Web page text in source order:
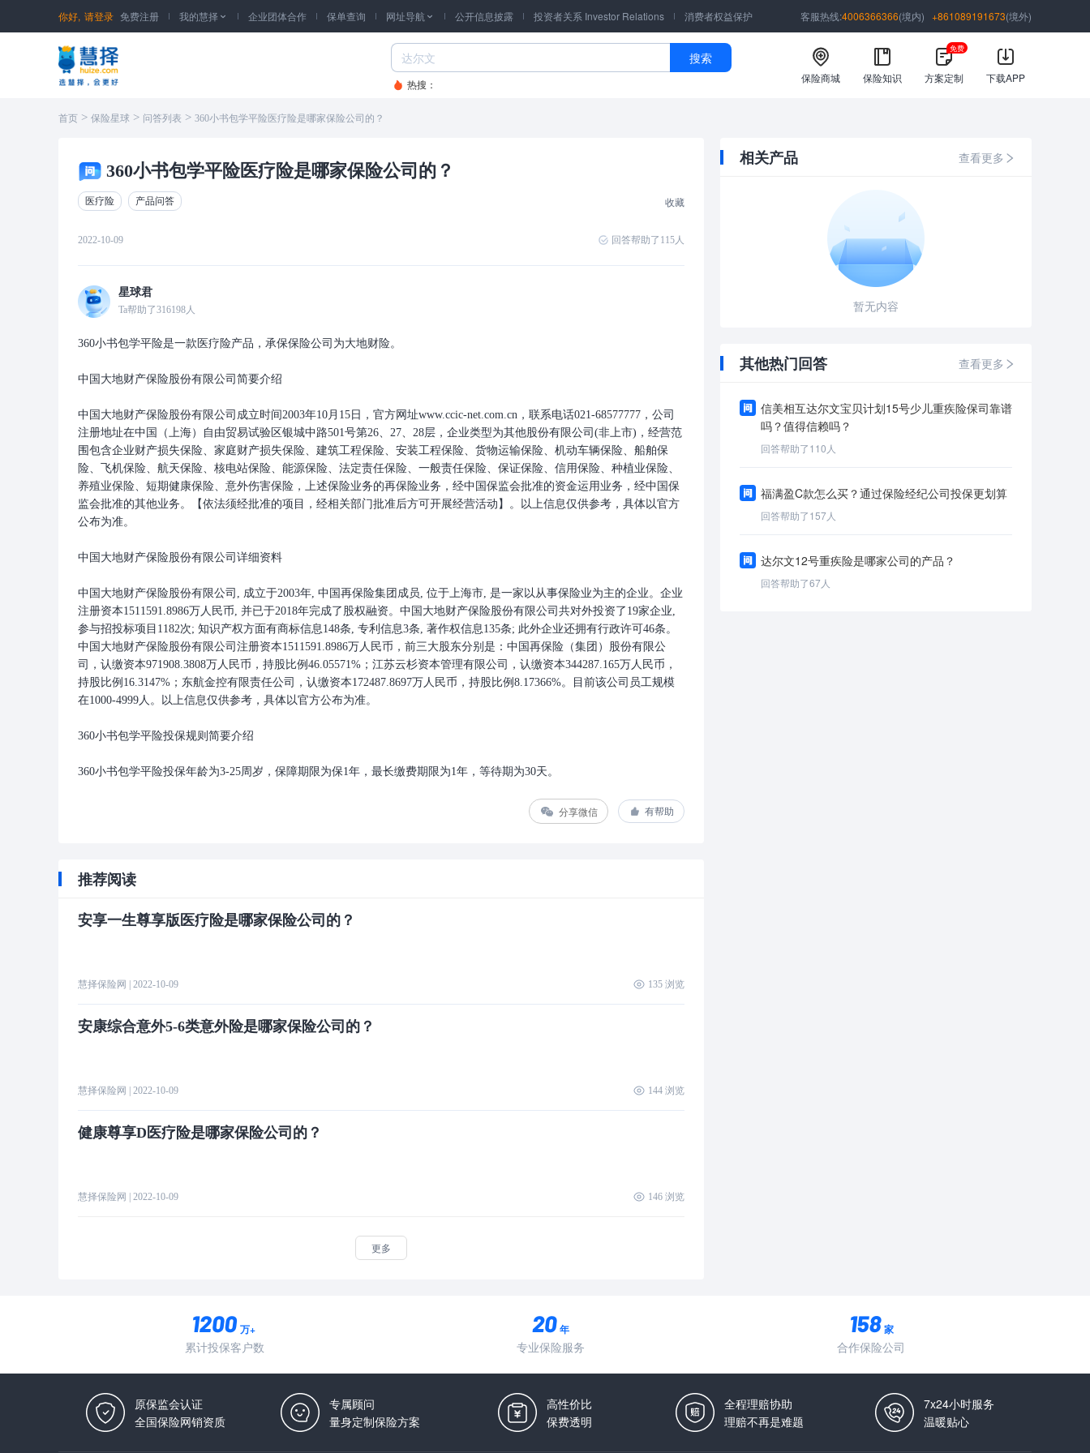
你好, 请登录 免费注册 我的慧择  企业团体合作 保单查询 网址导航  公开信息披露 投资者关系 Investor Relations 消费者权益保护 客服热线:4006366366(境内) +861089191673(境外)
搜索
热搜： 保险商城 保险知识 方案定制
免费
下载APP
首页 > 保险星球 > 问答列表 > 360小书包学平险医疗险是哪家保险公司的？
360小书包学平险医疗险是哪家保险公司的？
医疗险 产品问答 收藏
2022-10-09 回答帮助了 115人
星球君
Ta帮助了316198人
360小书包学平险是一款医疗险产品，承保保险公司为大地财险。
中国大地财产保险股份有限公司简要介绍
中国大地财产保险股份有限公司成立时间2003年10月15日，官方网址www.ccic-net.com.cn，联系电话021-68577777，公司
注册地址在中国（上海）自由贸易试验区银城中路501号第26、27、28层，企业类型为其他股份有限公司(非上市)，经营范
围包含企业财产损失保险、家庭财产损失保险、建筑工程保险、安装工程保险、货物运输保险、机动车辆保险、船舶保
险、飞机保险、航天保险、核电站保险、能源保险、法定责任保险、一般责任保险、保证保险、信用保险、种植业保险、
养殖业保险、短期健康保险、意外伤害保险，上述保险业务的再保险业务，经中国保监会批准的资金运用业务，经中国保
监会批准的其他业务。【依法须经批准的项目，经相关部门批准后方可开展经营活动】。以上信息仅供参考，具体以官方
公布为准。
中国大地财产保险股份有限公司详细资料
中国大地财产保险股份有限公司, 成立于2003年, 中国再保险集团成员, 位于上海市, 是一家以从事保险业为主的企业。企业
注册资本1511591.8986万人民币, 并已于2018年完成了股权融资。中国大地财产保险股份有限公司共对外投资了19家企业,
参与招投标项目1182次; 知识产权方面有商标信息148条, 专利信息3条, 著作权信息135条; 此外企业还拥有行政许可46条。
中国大地财产保险股份有限公司注册资本1511591.8986万人民币，前三大股东分别是：中国再保险（集团）股份有限公
司，认缴资本971908.3808万人民币，持股比例46.05571%；江苏云杉资本管理有限公司，认缴资本344287.165万人民币，
持股比例16.3147%；东航金控有限责任公司，认缴资本172487.8697万人民币，持股比例8.17366%。目前该公司员工规模
在1000-4999人。以上信息仅供参考，具体以官方公布为准。
360小书包学平险投保规则简要介绍
360小书包学平险投保年龄为3-25周岁，保障期限为保1年，最长缴费期限为1年，等待期为30天。
分享微信 有帮助
推荐阅读
安享一生尊享版医疗险是哪家保险公司的？
慧择保险网 | 2022-10-09 135 浏览
安康综合意外5-6类意外险是哪家保险公司的？
慧择保险网 | 2022-10-09 144 浏览
健康尊享D医疗险是哪家保险公司的？
慧择保险网 | 2022-10-09 146 浏览
更多
相关产品 查看更多
暂无内容
其他热门回答 查看更多
信美相互达尔文宝贝计划15号少儿重疾险保司靠谱
吗？值得信赖吗？
回答帮助了110 人
福满盈C款怎么买？通过保险经纪公司投保更划算
回答帮助了157人
达尔文12号重疾险是哪家公司的产品？
回答帮助了67人
万+
累计投保客户数
年
专业保险服务
家
合作保险公司
原保监会认证
全国保险网销资质
专属顾问
量身定制保险方案
高性价比
保费透明
全程理赔协助
理赔不再是难题
7x24小时服务
温暖贴心